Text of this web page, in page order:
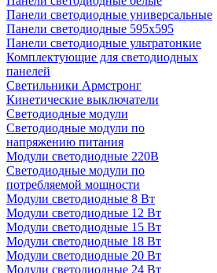
Панели светодиодные универсальные
Панели светодиодные 595х595
Панели светодиодные ультратонкие
Комплектующие для светодиодных
панелей
Светильники Армстронг
Кинетические выключатели
Светодиодные модули
Светодиодные модули по
напряжению питания
Модули светодиодные 220В
Светодиодные модули по
потребляемой мощности
Модули светодиодные 8 Вт
Модули светодиодные 12 Вт
Модули светодиодные 15 Вт
Модули светодиодные 18 Вт
Модули светодиодные 20 Вт
Модули светодиодные 24 Вт